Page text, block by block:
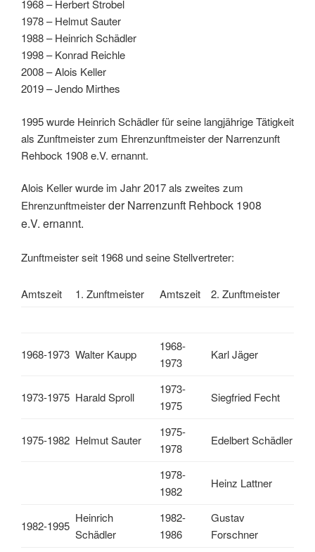
1968 – Herbert Strobel
1978 – Helmut Sauter
1988 – Heinrich Schädler
1998 – Konrad Reichle
2008 – Alois Keller
2019 – Jendo Mirthes
1995 wurde Heinrich Schädler für seine langjährige Tätigkeit
als Zunftmeister zum Ehrenzunftmeister der Narrenzunft
Rehbock 1908 e.V. ernannt.
Alois Keller wurde im Jahr 2017 als zweites zum
Ehrenzunftmeisterder Narrenzunft Rehbock 1908
e.V. ernannt.
Zunftmeister seit 1968 und seine Stellvertreter:
Amtszeit 1. Zunftmeister Amtszeit 2. Zunftmeister
1968-1973 Walter Kaupp
1968-
1973
Karl Jäger
1973-1975 Harald Sproll
1973-
1975
Siegfried Fecht
1975-1982 Helmut Sauter
1975-
1978
Edelbert Schädler
1978-
1982
Heinz Lattner
1982-1995
Heinrich
Schädler
1982-
1986
Gustav
Forschner